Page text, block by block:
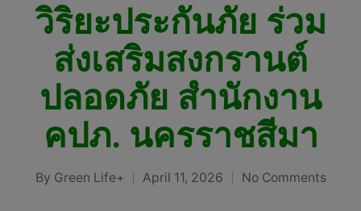
วิริยะประกันภัย ร่วม
ส่งเสริมสงกรานต์
ปลอดภัย สำนักงาน
คปภ. นครราชสีมา
Posted
By Green Life+ April 11, 2026 No Comments